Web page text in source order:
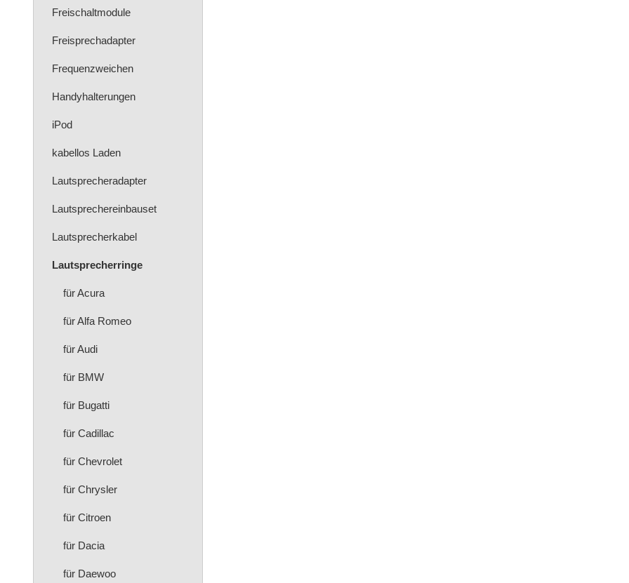
Freischaltmodule
Freisprechadapter
Frequenzweichen
Handyhalterungen
iPod
kabellos Laden
Lautsprecheradapter
Lautsprechereinbauset
Lautsprecherkabel
Lautsprecherringe
für Acura
für Alfa Romeo
für Audi
für BMW
für Bugatti
für Cadillac
für Chevrolet
für Chrysler
für Citroen
für Dacia
für Daewoo